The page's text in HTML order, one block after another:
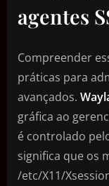
agentes
Compreender
práticas para
avançados.
gráfica ao
é controlado
significa que os
/etc/X11/